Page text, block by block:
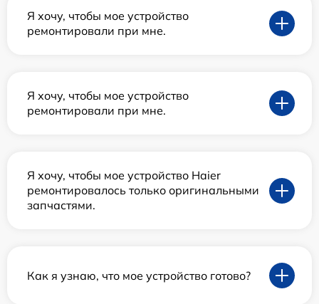
Я хочу, чтобы мое устройство
ремонтировали при мне.
Я хочу, чтобы мое устройство
ремонтировали при мне.
Я хочу, чтобы мое устройство Haier
ремонтировалось только оригинальными
запчастями.
Как я узнаю, что мое устройство готово?